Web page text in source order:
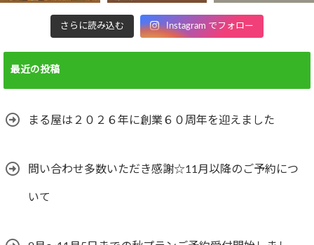
さらに読み込む Instagram でフォロー
最近の投稿
まる屋は２０２６年に創業６０周年を迎えました
問い合わせ多数いただき感謝☆11月以降のご予約につ
いて